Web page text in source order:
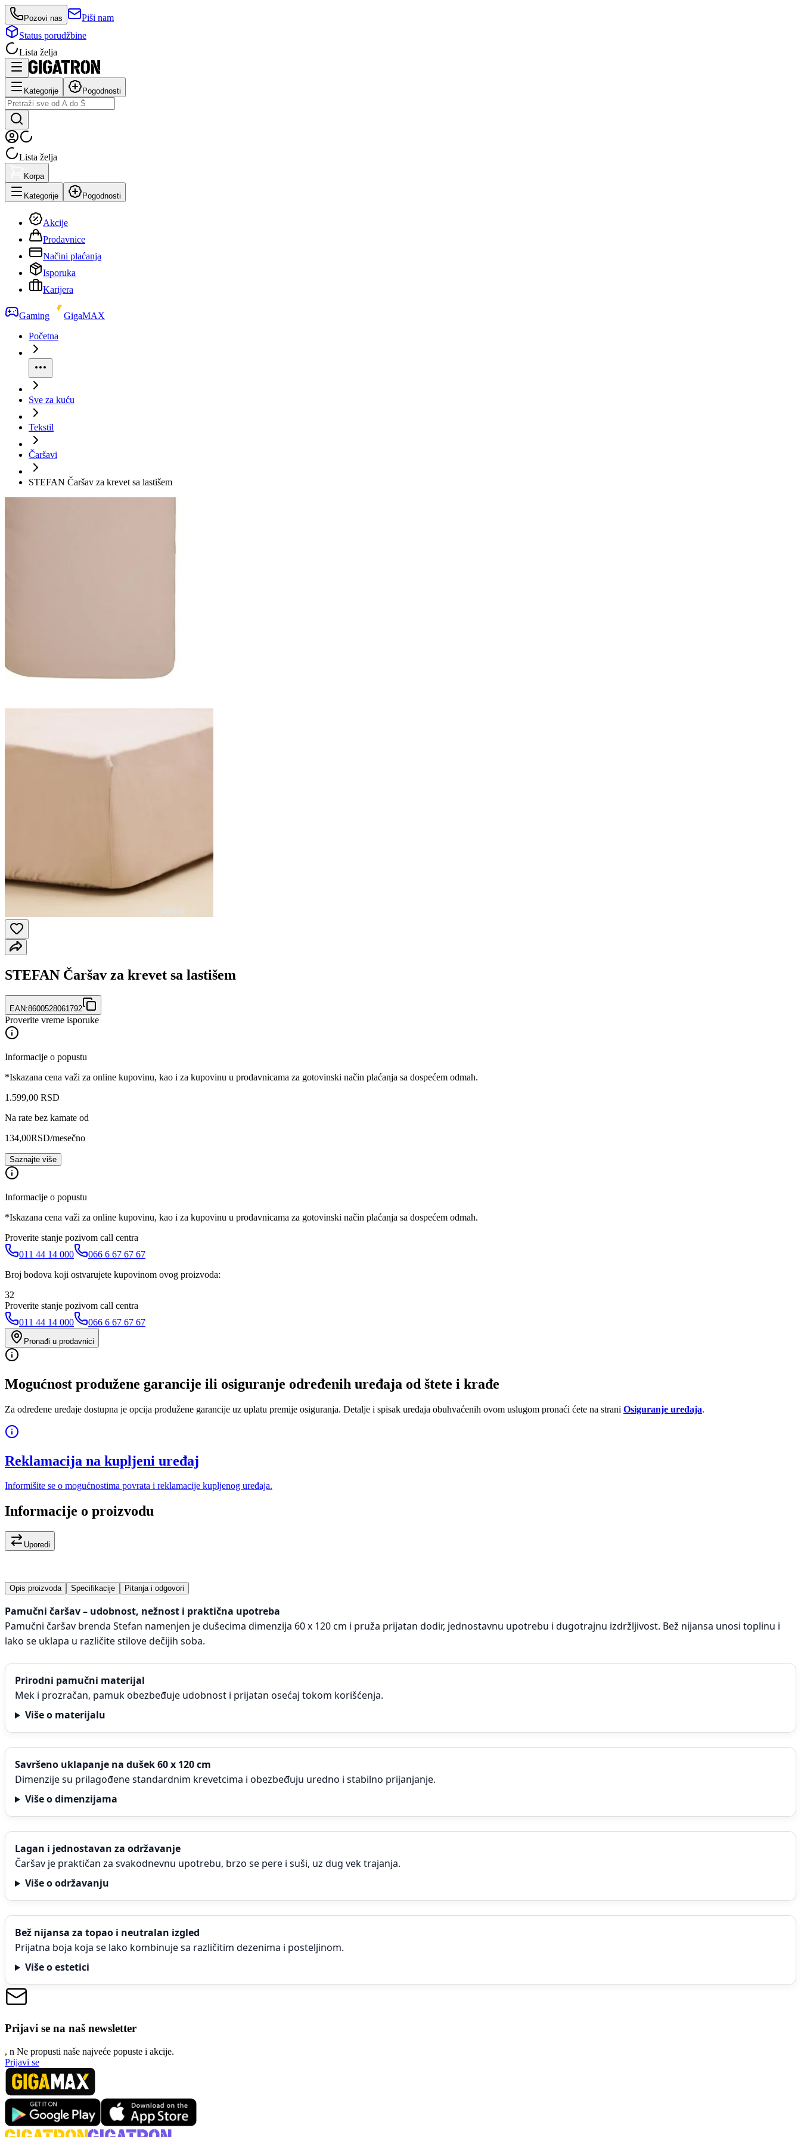
Pozovi nas
Piši nam
Status porudžbine
Lista želja
Kategorije Pogodnosti
Lista želja
Korpa
Kategorije Pogodnosti
Akcije
Prodavnice
Načini plaćanja
Isporuka
Karijera
Gaming
GigaMAX
Početna
Sve za kuću
Tekstil
Čaršavi
STEFAN Čaršav za krevet sa lastišem
STEFAN Čaršav za krevet sa lastišem
EAN:8600528061792
Proverite vreme isporuke
Informacije o popustu
*Iskazana cena važi za online kupovinu, kao i za kupovinu u prodavnicama za gotovinski način plaćanja sa dospećem odmah.
1.599,00 RSD
Na rate bez kamate od
134,00RSD/mesečno
Saznajte više
Informacije o popustu
*Iskazana cena važi za online kupovinu, kao i za kupovinu u prodavnicama za gotovinski način plaćanja sa dospećem odmah.
Proverite stanje pozivom call centra
011 44 14 000
066 6 67 67 67
Broj bodova koji ostvarujete kupovinom ovog proizvoda:
32
Proverite stanje pozivom call centra
011 44 14 000
066 6 67 67 67
Pronađi u prodavnici
Mogućnost produžene garancije ili osiguranje određenih uređaja od štete i krađe
Za određene uređaje dostupna je opcija produžene garancije uz uplatu premije osiguranja. Detalje i spisak uređaja obuhvaćenih ovom uslugom pronaći ćete na strani Osiguranje uređaja.
Reklamacija na kupljeni uređaj
Informišite se o mogućnostima povrata i reklamacije kupljenog uređaja.
Informacije o proizvodu
Uporedi
Opis proizvoda Specifikacije Pitanja i odgovori
Pamučni čaršav – udobnost, nežnost i praktična upotreba
Pamučni čaršav brenda Stefan namenjen je dušecima dimenzija 60 x 120 cm i pruža prijatan dodir, jednostavnu upotrebu i dugotrajnu izdržljivost. Bež nijansa unosi toplinu i
lako se uklapa u različite stilove dečijih soba.
Prirodni pamučni materijal
Mek i prozračan, pamuk obezbeđuje udobnost i prijatan osećaj tokom korišćenja.
Više o materijalu
Savršeno uklapanje na dušek 60 x 120 cm
Dimenzije su prilagođene standardnim krevetcima i obezbeđuju uredno i stabilno prijanjanje.
Više o dimenzijama
Lagan i jednostavan za održavanje
Čaršav je praktičan za svakodnevnu upotrebu, brzo se pere i suši, uz dug vek trajanja.
Više o održavanju
Bež nijansa za topao i neutralan izgled
Prijatna boja koja se lako kombinuje sa različitim dezenima i posteljinom.
Više o estetici
Prijavi se na naš newsletter
, n Ne propusti naše najveće popuste i akcije.
Prijavi se